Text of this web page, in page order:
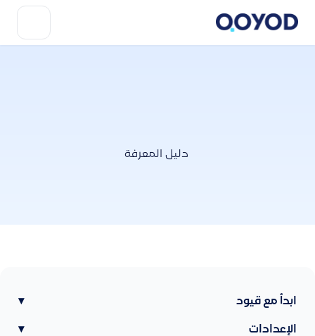
دليل المعرفة
ابدأ مع قيود ▾
الإعدادات ▾